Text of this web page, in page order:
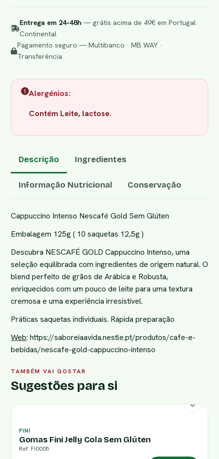
Entrega em 24-48h — grátis acima de 49€ em Portugal
Continental
Pagamento seguro — Multibanco · MB WAY ·
Transferência
Alergénios:
Contém Leite, lactose.
Descrição Ingredientes
Informação Nutricional Conservação
Cappuccino Intenso Nescafé Gold Sem Glúten
Embalagem 125g ( 10 saquetas 12,5g )
Descubra NESCAFÉ GOLD Cappuccino Intenso, uma
seleção equilibrada com ingredientes de origem natural. O
blend perfeito de grãos de Arábica e Robusta,
enriquecidos com um pouco de leite para uma textura
cremosa e uma experiência irresistível.
Práticas saquetas individuais. Rápida preparação
Web: https://saboreiaavida.nestle.pt/produtos/cafe-e-
bebidas/nescafe-gold-cappuccino-intenso
TAMBÉM VAI GOSTAR
Sugestões para si
FINI
Gomas Fini Jelly Cola Sem Glúten
Ref: FI0005